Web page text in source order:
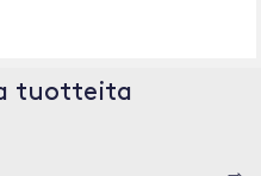
tuotteita